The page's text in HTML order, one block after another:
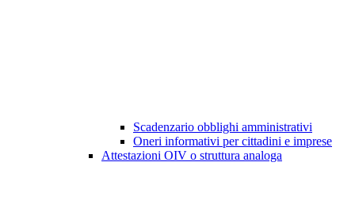
Scadenzario obblighi amministrativi
Oneri informativi per cittadini e imprese
Attestazioni OIV o struttura analoga